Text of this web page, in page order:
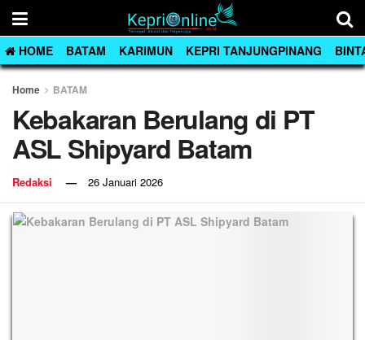
HOME BATAM KARIMUN KEPRI TANJUNGPINANG
Home BATAM
Kebakaran Berulang di PT
ASL Shipyard Batam
Redaksi 26 Januari 2026